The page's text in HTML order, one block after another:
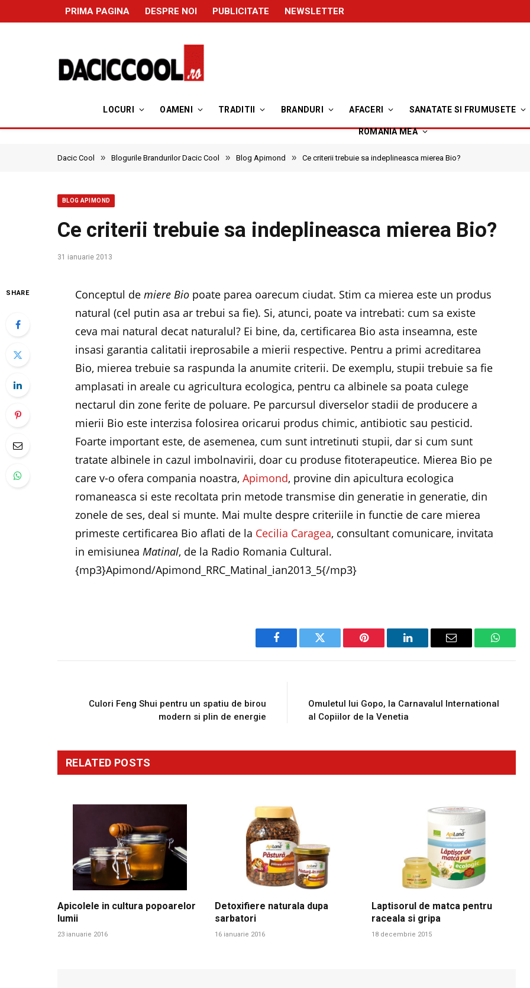
PRIMA PAGINA DESPRE NOI PUBLICITATE NEWSLETTER
LOCURI OAMENI TRADITII BRANDURI AFACERI SANATATE SI FRUMUSETE
ROMANIA MEA
Dacic Cool » Blogurile Brandurilor Dacic Cool » Blog Apimond » Ce criterii trebuie sa indeplineasca mierea Bio?
BLOG APIMOND
Ce criterii trebuie sa indeplineasca mierea Bio?
31 ianuarie 2013
SHARE Conceptul demiere Bio poate parea oarecum ciudat. Stim ca mierea este un produs
natural (cel putin asa ar trebui sa fie). Si, atunci, poate va intrebati: cum sa existe
ceva mai natural decat naturalul? Ei bine, da, certificarea Bio asta inseamna, este
insasi garantia calitatii ireprosabile a mierii respective. Pentru a primi acreditarea
Bio, mierea trebuie sa raspunda la anumite criterii. De exemplu, stupii trebuie sa fie
amplasati in areale cu agricultura ecologica, pentru ca albinele sa poata culege
nectarul din zone ferite de poluare. Pe parcursul diverselor stadii de producere a
mierii Bio este interzisa folosirea oricarui produs chimic, antibiotic sau pesticid.
Foarte important este, de asemenea, cum sunt intretinuti stupii, dar si cum sunt
tratate albinele in cazul imbolnavirii, doar cu produse fitoterapeutice. Mierea Bio pe
care v-o ofera compania noastra,Apimond, provine din apicultura ecologica
romaneasca si este recoltata prin metode transmise din generatie in generatie, din
zonele de ses, deal si munte. Mai multe despre criteriile in functie de care mierea
primeste certificarea Bio aflati de la Cecilia Caragea, consultant comunicare, invitata
in emisiuneaMatinal, de la Radio Romania Cultural.
{mp3}Apimond/Apimond_RRC_Matinal_ian2013_5{/mp3}
Facebook Twitter Pinterest LinkedIn Email
Culori Feng Shui pentru un spatiu de birou
modern si plin de energie
Omuletul lui Gopo, la Carnavalul International
al Copiilor de la Venetia
RELATED POSTS
Apicolele in cultura popoarelor
lumii
23 ianuarie 2016
Detoxifiere naturala dupa
sarbatori
16 ianuarie 2016
Laptisorul de matca pentru
raceala si gripa
18 decembrie 2015